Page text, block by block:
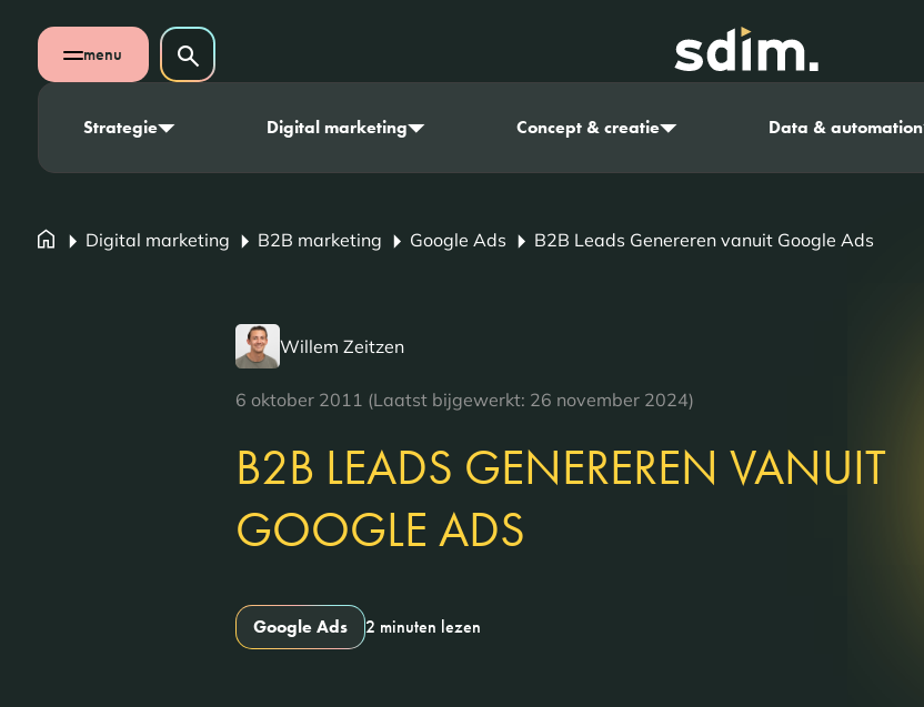
Navigatie overslaan
Open mobiel menu
menu Zoeken op website
Zoeken
Strategie Digital marketing Concept & creatie Data & automation
Digital marketing B2B marketing Google Ads B2B Leads Genereren vanuit Google Ads
Willem Zeitzen
6 oktober 2011 (Laatst bijgewerkt: 26 november 2024)
B2B LEADS GENEREREN VANUIT
GOOGLE ADS
Google Ads 2 minuten lezen